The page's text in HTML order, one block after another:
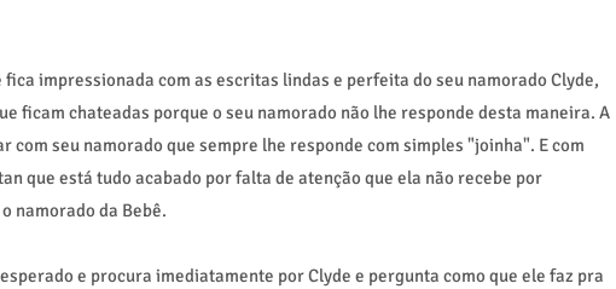
impressionada com as escritas lindas e perfeita do seu namorado Clyde,
ficam chateadas porque o seu namorado não lhe responde desta maneira. A
com seu namorado que sempre lhe responde com simples "joinha". E com
que está tudo acabado por falta de atenção que ela não recebe por
namorado da Bebê.
e procura imediatamente por Clyde e pergunta como que ele faz pra